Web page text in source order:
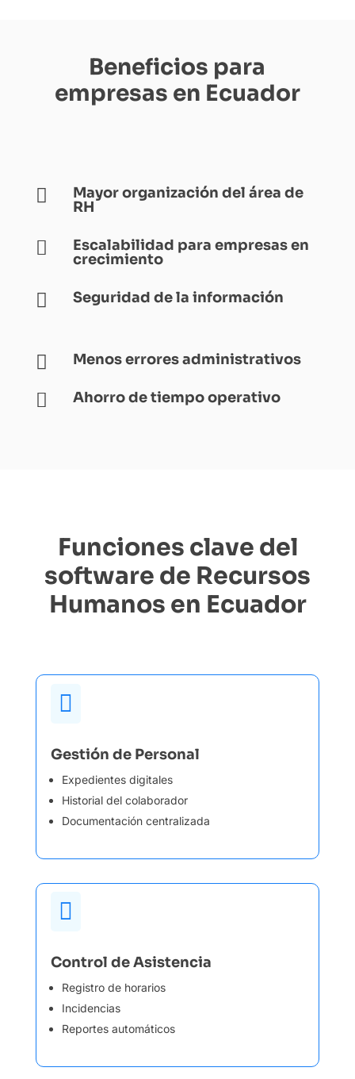
Beneficios para
empresas en Ecuador

Mayor organización del área de
RH

Escalabilidad para empresas en
crecimiento
 Seguridad de la información
 Menos errores administrativos
 Ahorro de tiempo operativo
Funciones clave del
software de Recursos
Humanos en Ecuador

Gestión de Personal
Expedientes digitales
Historial del colaborador
Documentación centralizada

Control de Asistencia
Registro de horarios
Incidencias
Reportes automáticos